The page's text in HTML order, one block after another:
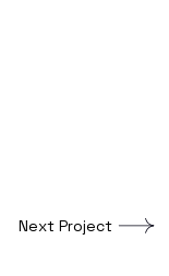
Next Project